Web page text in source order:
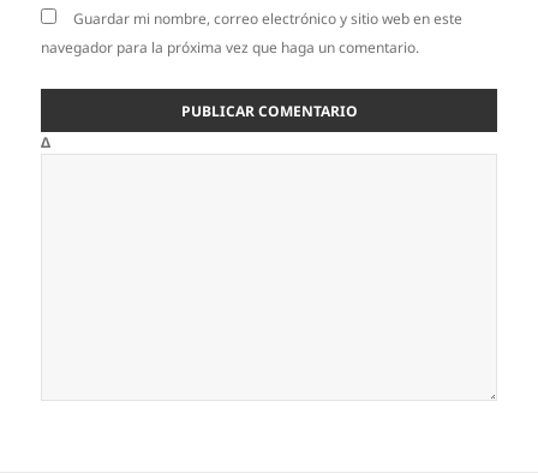
Guardar mi nombre, correo electrónico y sitio web en este
navegador para la próxima vez que haga un comentario.
Δ